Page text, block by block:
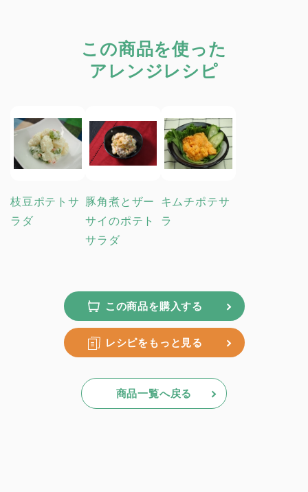
この商品を使った
アレンジレシピ
枝豆ポテトサ
ラダ
豚角煮とザー
サイのポテト
サラダ
キムチポテサ
ラ
この商品を購入する
レシピをもっと見る
商品一覧へ戻る